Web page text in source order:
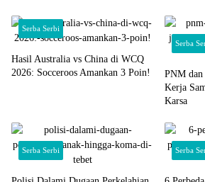
Serba Serbi
Hasil Australia vs China di WCQ
2026: Socceroos Amankan 3 Poin!
Serba
PNM
Kerja
Karsa
Serba Serbi Serba